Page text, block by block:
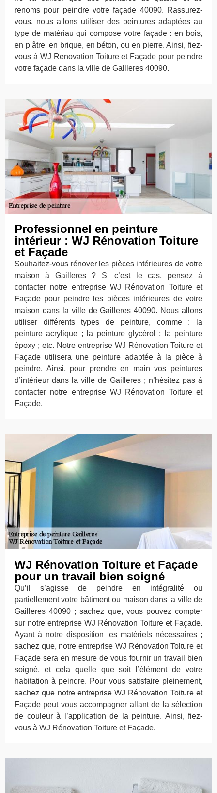
renoms pour peindre votre façade 40090. Rassurez-
vous, nous allons utiliser des peintures adaptées au
type de matériau qui compose votre façade : en bois,
en plâtre, en brique, en béton, ou en pierre. Ainsi, fiez-
vous à WJ Rénovation Toiture et Façade pour peindre
votre façade dans la ville de Gailleres 40090.
Professionnel en peinture
intérieur : WJ Rénovation Toiture
et Façade
Souhaitez-vous rénover les pièces intérieures de votre
maison à Gailleres ? Si c’est le cas, pensez à
contacter notre entreprise WJ Rénovation Toiture et
Façade pour peindre les pièces intérieures de votre
maison dans la ville de Gailleres 40090. Nous allons
utiliser différents types de peinture, comme : la
peinture acrylique ; la peinture glycérol ; la peinture
époxy ; etc. Notre entreprise WJ Rénovation Toiture et
Façade utilisera une peinture adaptée à la pièce à
peindre. Ainsi, pour prendre en main vos peintures
d’intérieur dans la ville de Gailleres ; n’hésitez pas à
contacter notre entreprise WJ Rénovation Toiture et
Façade.
WJ Rénovation Toiture et Façade
pour un travail bien soigné
Qu’il s’agisse de peindre en intégralité ou
partiellement votre bâtiment ou maison dans la ville de
Gailleres 40090 ; sachez que, vous pouvez compter
sur notre entreprise WJ Rénovation Toiture et Façade.
Ayant à notre disposition les matériels nécessaires ;
sachez que, notre entreprise WJ Rénovation Toiture et
Façade sera en mesure de vous fournir un travail bien
soigné, et cela quelle que soit l’élément de votre
habitation à peindre. Pour vous satisfaire pleinement,
sachez que notre entreprise WJ Rénovation Toiture et
Façade peut vous accompagner allant de la sélection
de couleur à l’application de la peinture. Ainsi, fiez-
vous à WJ Rénovation Toiture et Façade.